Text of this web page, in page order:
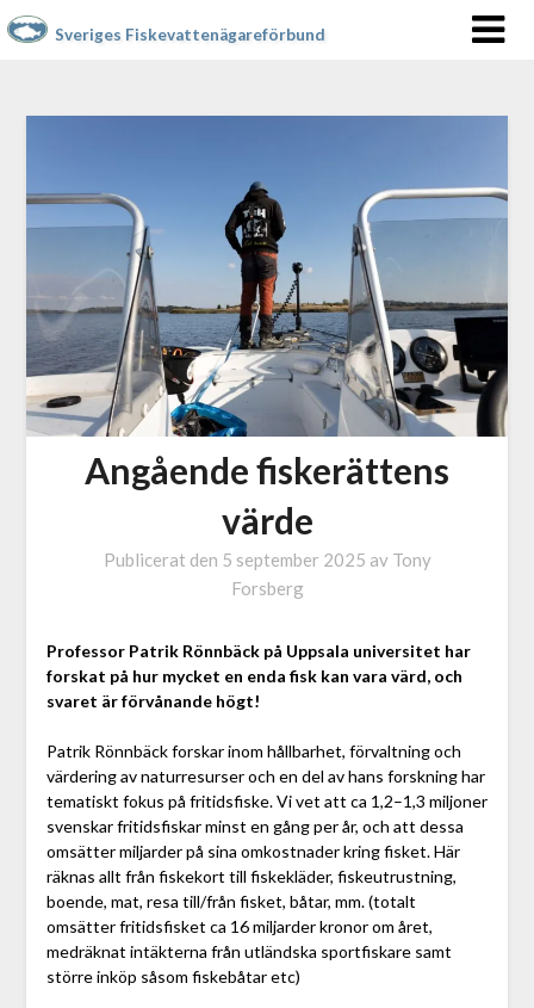
Sveriges Fiskevattenägareförbund
Angående fiskerättens
värde
Publicerat den 5 september 2025 av Tony
Forsberg
Professor Patrik Rönnbäck på Uppsala universitet har
forskat på hur mycket en enda fisk kan vara värd, och
svaret är förvånande högt!
Patrik Rönnbäck forskar inom hållbarhet, förvaltning och
värdering av naturresurser och en del av hans forskning har
tematiskt fokus på fritidsfiske. Vi vet att ca 1,2–1,3 miljoner
svenskar fritidsfiskar minst en gång per år, och att dessa
omsätter miljarder på sina omkostnader kring fisket. Här
räknas allt från fiskekort till fiskekläder, fiskeutrustning,
boende, mat, resa till/från fisket, båtar, mm. (totalt
omsätter fritidsfisket ca 16 miljarder kronor om året,
medräknat intäkterna från utländska sportfiskare samt
större inköp såsom fiskebåtar etc)